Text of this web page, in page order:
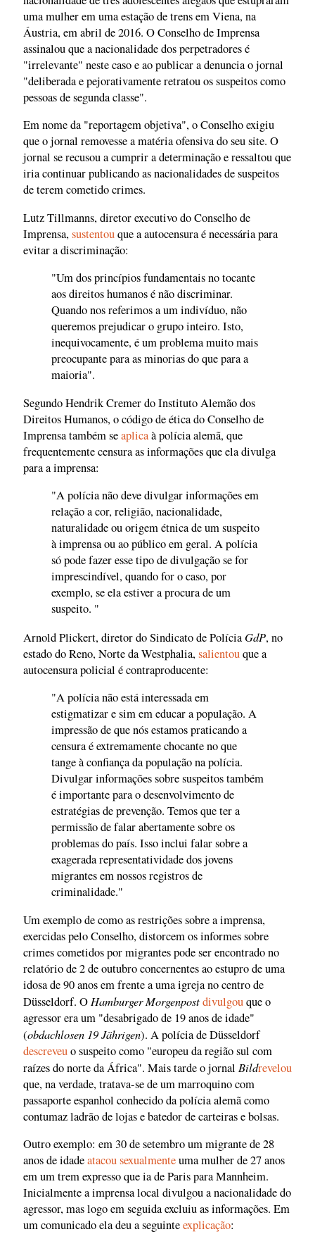
uma mulher em uma estação de trens em Viena, na
Áustria, em abril de 2016. O Conselho de Imprensa
assinalou que a nacionalidade dos perpetradores é
"irrelevante" neste caso e ao publicar a denuncia o jornal
"deliberada e pejorativamente retratou os suspeitos como
pessoas de segunda classe".
Em nome da "reportagem objetiva", o Conselho exigiu
que o jornal removesse a matéria ofensiva do seu site. O
jornal se recusou a cumprir a determinação e ressaltou que
iria continuar publicando as nacionalidades de suspeitos
de terem cometido crimes.
Lutz Tillmanns, diretor executivo do Conselho de
Imprensa,sustentouque a autocensura é necessária para
evitar a discriminação:
"Um dos princípios fundamentais no tocante
aos direitos humanos é não discriminar.
Quando nos referimos a um indivíduo, não
queremos prejudicar o grupo inteiro. Isto,
inequivocamente, é um problema muito mais
preocupante para as minorias do que para a
maioria".
Segundo Hendrik Cremer do Instituto Alemão dos
Direitos Humanos, o código de ética do Conselho de
Imprensa também seaplicaà polícia alemã, que
frequentemente censura as informações que ela divulga
para a imprensa:
"A polícia não deve divulgar informações em
relação a cor, religião, nacionalidade,
naturalidade ou origem étnica de um suspeito
à imprensa ou ao público em geral. A polícia
só pode fazer esse tipo de divulgação se for
imprescindível, quando for o caso, por
exemplo, se ela estiver a procura de um
suspeito. "
Arnold Plickert, diretor do Sindicato de PolíciaGdP, no
estado do Reno, Norte da Westphalia,salientouque a
autocensura policial é contraproducente:
"A polícia não está interessada em
estigmatizar e sim em educar a população. A
impressão de que nós estamos praticando a
censura é extremamente chocante no que
tange à confiança da população na polícia.
Divulgar informações sobre suspeitos também
é importante para o desenvolvimento de
estratégias de prevenção. Temos que ter a
permissão de falar abertamente sobre os
problemas do país. Isso inclui falar sobre a
exagerada representatividade dos jovens
migrantes em nossos registros de
criminalidade."
Um exemplo de como as restrições sobre a imprensa,
exercidas pelo Conselho, distorcem os informes sobre
crimes cometidos por migrantes pode ser encontrado no
relatório de 2 de outubro concernentes ao estupro de uma
idosa de 90 anos em frente a uma igreja no centro de
Düsseldorf. O Hamburger Morgenpostdivulgouque o
agressor era um "desabrigado de 19 anos de idade"
(obdachlosen 19 Jährigen). A polícia de Düsseldorf
descreveuo suspeito como "europeu da região sul com
raízes do norte da África". Mais tarde o jornal Bildrevelou
que, na verdade, tratava-se de um marroquino com
passaporte espanhol conhecido da polícia alemã como
contumaz ladrão de lojas e batedor de carteiras e bolsas.
Outro exemplo: em 30 de setembro um migrante de 28
anos de idadeatacou sexualmenteuma mulher de 27 anos
em um trem expresso que ia de Paris para Mannheim.
Inicialmente a imprensa local divulgou a nacionalidade do
agressor, mas logo em seguida excluiu as informações. Em
um comunicado ela deu a seguinteexplicação: